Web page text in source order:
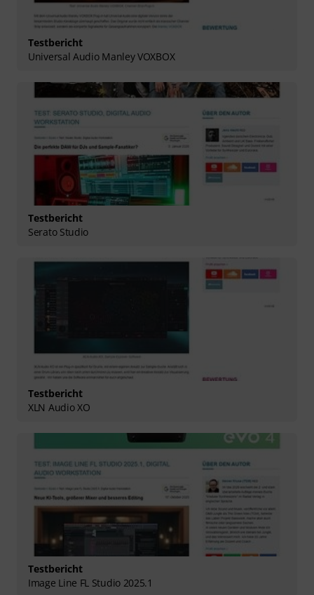
Testbericht
Universal Audio Manley VOXBOX
Testbericht
Serato Studio
Testbericht
XLN Audio XO
Testbericht
Image Line FL Studio 2025.1